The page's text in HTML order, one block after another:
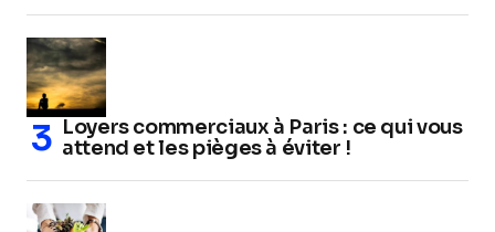
Loyers commerciaux à Paris : ce qui vous
attend et les pièges à éviter !